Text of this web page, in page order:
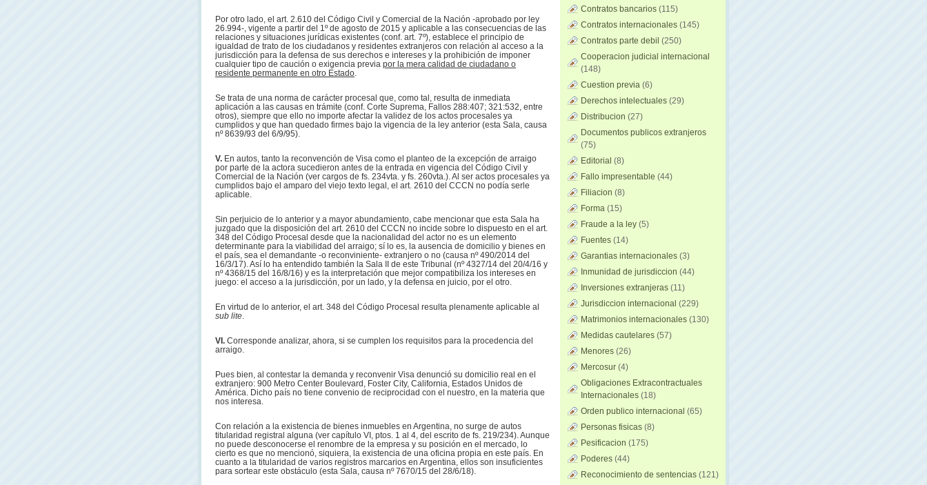
Por otro lado, el art. 2.610 del Código Civil y Comercial de la Nación -aprobado por ley
26.994-, vigente a partir del 1º de agosto de 2015 y aplicable a las consecuencias de las
relaciones y situaciones jurídicas existentes (conf. art. 7º), establece el principio de
igualdad de trato de los ciudadanos y residentes extranjeros con relación al acceso a la
jurisdicción para la defensa de sus derechos e intereses y la prohibición de imponer
cualquier tipo de caución o exigencia previa por la mera calidad de ciudadano o
residente permanente en otro Estado.
Se trata de una norma de carácter procesal que, como tal, resulta de inmediata
aplicación a las causas en trámite (conf. Corte Suprema, Fallos 288:407; 321:532, entre
otros), siempre que ello no importe afectar la validez de los actos procesales ya
cumplidos y que han quedado firmes bajo la vigencia de la ley anterior (esta Sala, causa
nº 8639/93 del 6/9/95).
V. En autos, tanto la reconvención de Visa como el planteo de la excepción de arraigo
por parte de la actora sucedieron antes de la entrada en vigencia del Código Civil y
Comercial de la Nación (ver cargos de fs. 234vta. y fs. 260vta.). Al ser actos procesales ya
cumplidos bajo el amparo del viejo texto legal, el art. 2610 del CCCN no podía serle
aplicable.
Sin perjuicio de lo anterior y a mayor abundamiento, cabe mencionar que esta Sala ha
juzgado que la disposición del art. 2610 del CCCN no incide sobre lo dispuesto en el art.
348 del Código Procesal desde que la nacionalidad del actor no es un elemento
determinante para la viabilidad del arraigo; sí lo es, la ausencia de domicilio y bienes en
el país, sea el demandante -o reconviniente- extranjero o no (causa nº 490/2014 del
16/3/17). Así lo ha entendido también la Sala II de este Tribunal (nº 4327/14 del 20/4/16 y
nº 4368/15 del 16/8/16) y es la interpretación que mejor compatibiliza los intereses en
juego: el acceso a la jurisdicción, por un lado, y la defensa en juicio, por el otro.
En virtud de lo anterior, el art. 348 del Código Procesal resulta plenamente aplicable al
sub lite.
VI. Corresponde analizar, ahora, si se cumplen los requisitos para la procedencia del
arraigo.
Pues bien, al contestar la demanda y reconvenir Visa denunció su domicilio real en el
extranjero: 900 Metro Center Boulevard, Foster City, California, Estados Unidos de
América. Dicho país no tiene convenio de reciprocidad con el nuestro, en la materia que
nos interesa.
Con relación a la existencia de bienes inmuebles en Argentina, no surge de autos
titularidad registral alguna (ver capítulo VI, ptos. 1 al 4, del escrito de fs. 219/234). Aunque
no puede desconocerse el renombre de la empresa y su posición en el mercado, lo
cierto es que no mencionó, siquiera, la existencia de una oficina propia en este país. En
cuanto a la titularidad de varios registros marcarios en Argentina, ellos son insuficientes
para sortear este obstáculo (esta Sala, causa nº 7670/15 del 28/6/18).
Contratos bancarios (115)
Contratos internacionales (145)
Contratos parte debil (250)
Cooperacion judicial internacional
(148)
Cuestion previa (6)
Derechos intelectuales (29)
Distribucion (27)
Documentos publicos extranjeros
(75)
Editorial (8)
Fallo impresentable (44)
Filiacion (8)
Forma (15)
Fraude a la ley (5)
Fuentes (14)
Garantias internacionales (3)
Inmunidad de jurisdiccion (44)
Inversiones extranjeras (11)
Jurisdiccion internacional (229)
Matrimonios internacionales (130)
Medidas cautelares (57)
Menores (26)
Mercosur (4)
Obligaciones Extracontractuales
Internacionales (18)
Orden publico internacional (65)
Personas fisicas (8)
Pesificacion (175)
Poderes (44)
Reconocimiento de sentencias (121)